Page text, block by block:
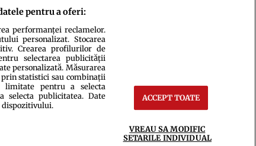
pentru a oferi:
performanței reclamelor.
personalizat. Stocarea
Crearea profilurilor de
selectarea publicității
personalizată. Măsurarea
statistici sau combinații
pentru a selecta
publicitatea. Date
dispozitivului.
ACCEPT TOATE
VREAU SA MODIFIC
SETARILE INDIVIDUAL